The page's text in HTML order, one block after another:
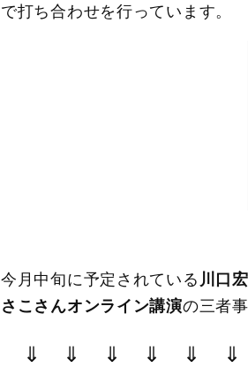
で打ち合わせを行っています。
今月中旬に予定されている 川口
さこさんオンライン講演の三者
⇓ ⇓ ⇓ ⇓ ⇓